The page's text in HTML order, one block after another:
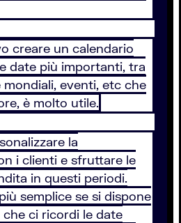
creare un calendario
date più importanti, tra
eventi, etc che
è molto utile.
la
i clienti e sfruttare le
in questi periodi.
semplice se si dispone
ci ricordi le date